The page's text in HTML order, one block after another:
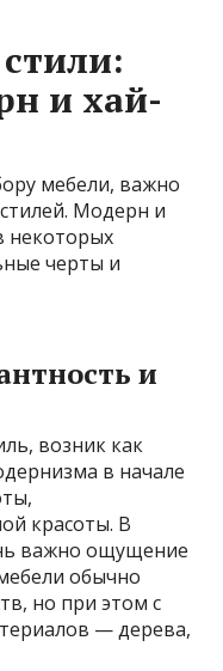
и хай-
мебели, важно
Модерн и
некоторых
черты и
и
возник как
в начале
красоты. В
важно ощущение
обычно
но при этом с
— дерева,